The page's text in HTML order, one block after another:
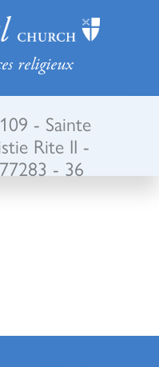
religieux
- Sainte
Rite II -
- 36